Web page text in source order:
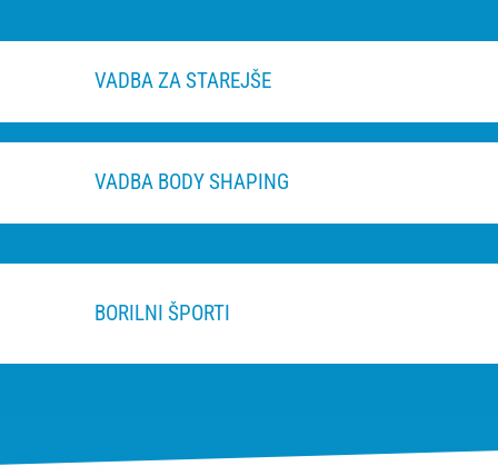
VADBA ZA STAREJŠE
VADBA BODY SHAPING
BORILNI ŠPORTI